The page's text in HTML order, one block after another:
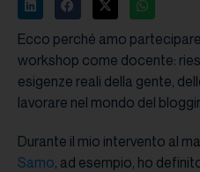
Ecco perché amo partecipare
workshop come docente:
esigenze reali della gente,
lavorare nel mondo del
Durante il mio intervento al
Samo, ad esempio, ho